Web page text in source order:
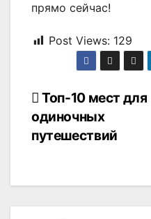
прямо сейчас!
Post Views: 129
Навигация
по
Топ-10 мест для
одиночных
путешествий